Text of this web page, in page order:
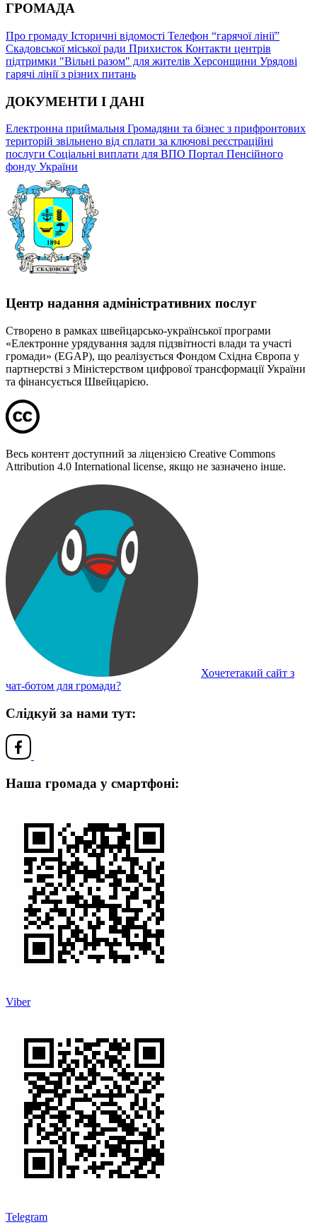
ГРОМАДА
Про громаду Історичні відомості Телефон “гарячої лінії”
Скадовської міської ради Прихисток Контакти центрів
підтримки "Вільні разом" для жителів Херсонщини Урядові
гарячі лінії з різних питань
ДОКУМЕНТИ І ДАНІ
Електронна приймальня Громадяни та бізнес з прифронтових
територій звільнено від сплати за ключові реєстраційні
послуги Соціальні виплати для ВПО Портал Пенсійного
фонду України
Центр надання адміністративних послуг
Створено в рамках швейцарсько-української програми
«Електронне урядування задля підзвітності влади та участі
громади» (EGAP), що реалізується Фондом Східна Європа у
партнерстві з Міністерством цифрової трансформації України
та фінансується Швейцарією.
Весь контент доступний за ліцензією Creative Commons
Attribution 4.0 International license, якщо не зазначено інше.
Хочететакий сайт з
чат-ботом для громади?
Слідкуй за нами тут:
Наша громада у смартфоні:
Viber
Telegram